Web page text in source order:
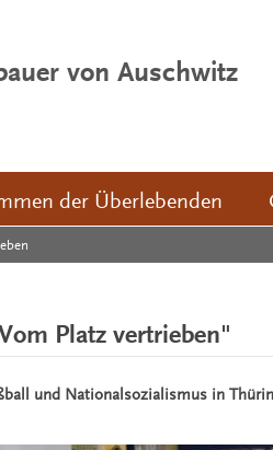
von Auschwitz
der Überlebenden
Platz vertrieben"
und Nationalsozialismus in